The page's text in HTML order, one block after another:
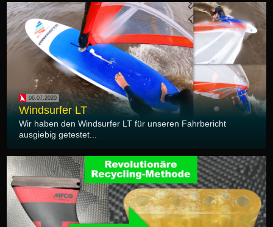
06.07.2020
Windsurfer LT
Wir haben den Windsurfer LT für unseren Fahrbericht
ausgiebig getestet...